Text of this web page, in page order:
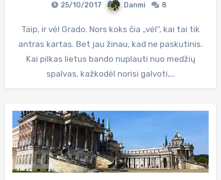
25/10/2017 Danmi 8
Taip, ir vėl Grado. Nors koks čia „vėl“, kai tai tik
antras kartas. Bet jau žinau, kad ne paskutinis.
Kai pilkas lietus bando nuplauti nuo medžių
spalvas, kažkodėl norisi galvoti,…